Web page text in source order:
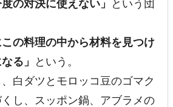
の対決に使えない」
という団
この料理の中から材料を見つけ
る」
という。
白ダツとモロッコ豆のゴマク
し、スッポン鍋、アブラメの